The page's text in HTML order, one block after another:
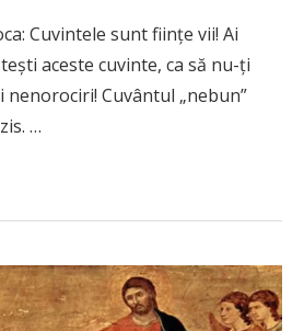
Cuvintele sunt fiinţe vii! Ai
aceste cuvinte, ca să nu-ţi
nenorociri! Cuvântul „nebun”
…